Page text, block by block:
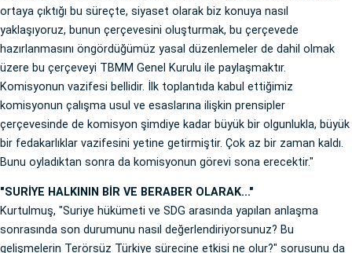
ortaya çıktığı bu süreçte, siyaset olarak biz konuya nasıl
yaklaşıyoruz, bunun çerçevesini oluşturmak, bu çerçevede
hazırlanmasını öngördüğümüz yasal düzenlemeler de dahil olmak
üzere bu çerçeveyi TBMM Genel Kurulu ile paylaşmaktır.
Komisyonun vazifesi bellidir. İlk toplantıda kabul ettiğimiz
komisyonun çalışma usul ve esaslarına ilişkin prensipler
çerçevesinde de komisyon şimdiye kadar büyük bir olgunlukla, büyük
bir fedakarlıklar vazifesini yetine getirmiştir. Çok az bir zaman kaldı.
Bunu oyladıktan sonra da komisyonun görevi sona erecektir."
"SURİYE HALKININ BİR VE BERABER OLARAK..."
Kurtulmuş, "Suriye hükümeti ve SDG arasında yapılan anlaşma
sonrasında son durumunu nasıl değerlendiriyorsunuz? Bu
gelişmelerin Terörsüz Türkiye sürecine etkisi ne olur?" sorusunu da